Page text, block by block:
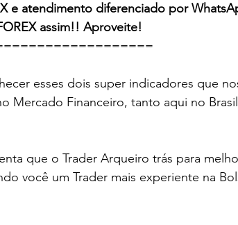
e atendimento diferenciado por
assim!! Aproveite!
Mercado Financeiro, tanto aqui no
que o Trader Arqueiro trás para
você um Trader mais experiente na